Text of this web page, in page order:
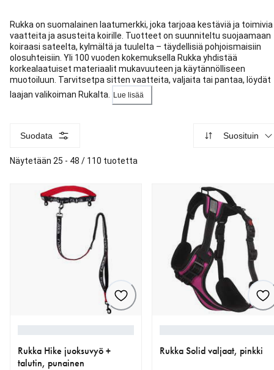
Rukka on suomalainen laatumerkki, joka tarjoaa kestäviä ja toimivia
vaatteita ja asusteita koirille. Tuotteet on suunniteltu suojaamaan
koiraasi sateelta, kylmältä ja tuulelta – täydellisiä pohjoismaisiin
olosuhteisiin. Yli 100 vuoden kokemuksella Rukka yhdistää
korkealaatuiset materiaalit mukavuuteen ja käytännölliseen
muotoiluun. Tarvitsetpa sitten vaatteita, valjaita tai pantaa, löydät
laajan valikoiman Rukalta.
Lue lisää
Suodata Suosituin
Näytetään 25 - 48 / 110 tuotetta
Rukka Hike juoksuvyö +
talutin, punainen
Rukka Solid valjaat, pinkki